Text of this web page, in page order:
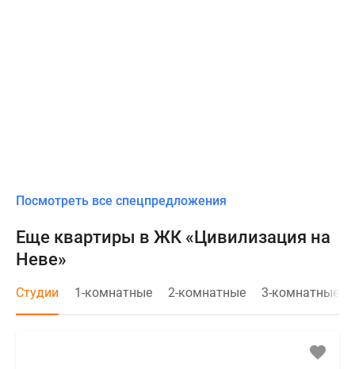
Посмотреть все спецпредложения
Еще квартиры в ЖК «Цивилизация на
Неве»
Студии 1-комнатные 2-комнатные 3-комнатные